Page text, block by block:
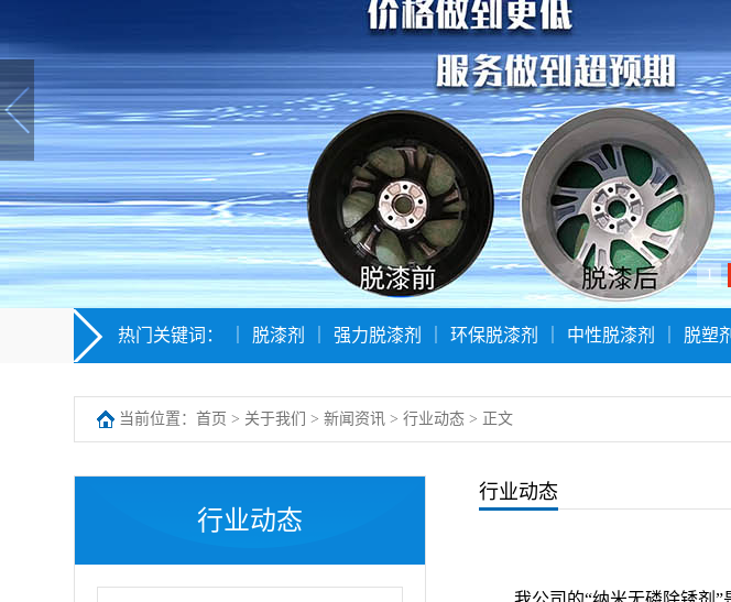
1
热门关键词： 脱漆剂 强力脱漆剂 环保脱漆剂 中性脱漆剂 脱塑剂
当前位置： 首页 > 关于我们 > 新闻资讯 > 行业动态 > 正文
行业动态
行业动态